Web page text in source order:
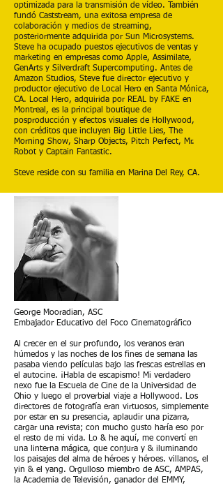
optimizada para la transmisión de vídeo. También
fundó Caststream, una exitosa empresa de
colaboración y medios de streaming,
posteriormente adquirida por Sun Microsystems.
Steve ha ocupado puestos ejecutivos de ventas y
marketing en empresas como Apple, Assimilate,
GenArts y Silverdraft Supercomputing. Antes de
Amazon Studios, Steve fue director ejecutivo y
productor ejecutivo de Local Hero en Santa Mónica,
CA. Local Hero, adquirida por REAL by FAKE en
Montreal, es la principal boutique de
posproducción y efectos visuales de Hollywood,
con créditos que incluyen Big Little Lies, The
Morning Show, Sharp Objects, Pitch Perfect, Mr.
Robot y Captain Fantastic.
Steve reside con su familia en Marina Del Rey, CA.
George Mooradian, ASC
Embajador Educativo del Foco Cinematográfico
Al crecer en el sur profundo, los veranos eran
húmedos y las noches de los fines de semana las
pasaba viendo películas bajo las frescas estrellas en
el autocine. ¡Habla de escapismo! Mi verdadero
nexo fue la Escuela de Cine de la Universidad de
Ohio y luego el proverbial viaje a Hollywood. Los
directores de fotografía eran virtuosos, simplemente
por estar en su presencia, aplaudir una pizarra,
cargar una revista; con mucho gusto haría eso por
el resto de mi vida. Lo & he aquí, me convertí en
una linterna mágica, que conjura y & iluminando
los paisajes del alma de héroes y héroes. villanos, el
yin & el yang. Orgulloso miembro de ASC, AMPAS,
la Academia de Televisión, ganador del EMMY,